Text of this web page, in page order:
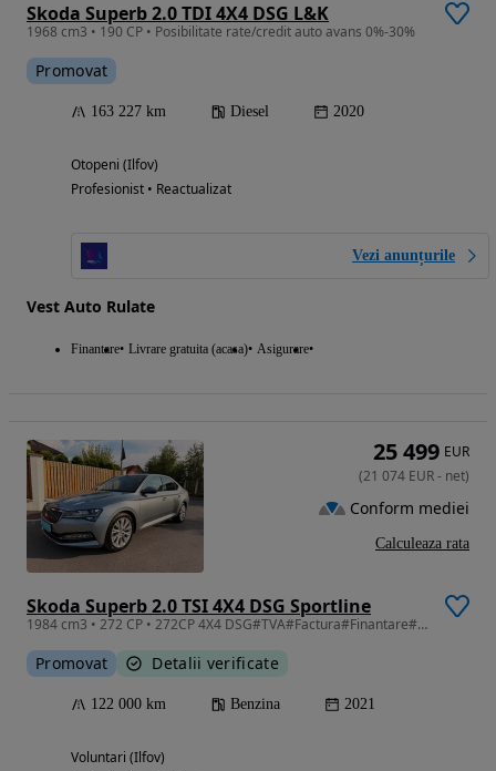
Skoda Superb 2.0 TDI 4X4 DSG L&K
1968 cm3 • 190 CP • Posibilitate rate/credit auto avans 0%-30%
Promovat
163 227 km Diesel 2020
Otopeni (Ilfov)
Profesionist • Reactualizat
Vezi anunțurile
Vest Auto Rulate
Finantare Livrare gratuita (acasa) Asigurare
Skoda Superb 2.0 TSI 4X4 DSG Sportline
1984 cm3 • 272 CP • 272CP 4X4 DSG#TVA#Factura#Finantare#Garantie#In stoc#
Promovat Detalii verificate
122 000 km Benzina 2021
Voluntari (Ilfov)
25 499 EUR
(21 074 EUR- net)
Conform mediei
Calculeaza rata